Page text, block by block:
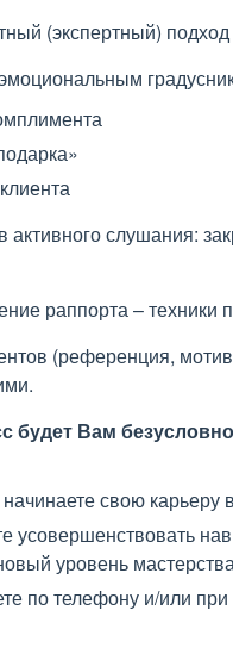
(экспертный)
слушания:
раппорта – техники
(референция,
будет Вам
свою карьеру
усовершенствовать
уровень
по телефону и/или при